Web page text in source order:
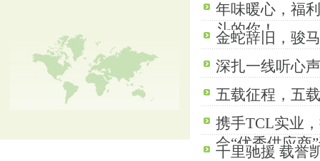
年味暖心，福
斗的你！
金蛇辞旧，骏
深扎一线听心
五载征程，五
携手TCL实业
会“优秀供应商
千里驰援载誉